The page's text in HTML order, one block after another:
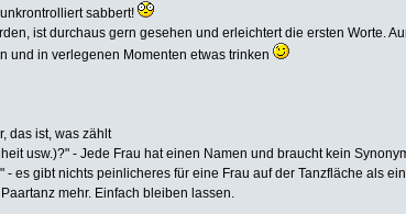
sabbert!
ist durchaus gern gesehen und erleichtert die ersten Worte.
und in verlegenen Momenten etwas trinken
das ist, was zählt
usw.)?" - Jede Frau hat einen Namen und braucht kein
es gibt nichts peinlicheres für eine Frau auf der Tanzfläche als
mehr. Einfach bleiben lassen.